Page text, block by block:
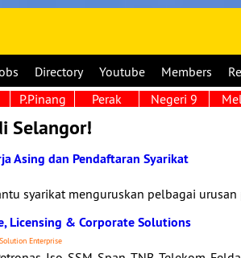
Directory Youtube Members
P.Pinang Perak Negeri 9
Selangor!
Asing dan Pendaftaran Syarikat
syarikat menguruskan pelbagai urusan
Licensing & Corporate Solutions
Enterprise